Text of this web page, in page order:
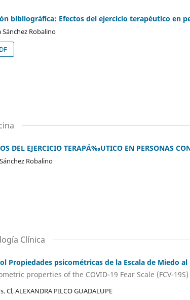
bibliográfica: Efectos del ejercicio terapéutico en
Sánchez Robalino
DEL EJERCICIO TERAPÁ‰UTICO EN PERSONAS
Robalino
Clínica
Propiedades psicométricas de la Escala de Miedo
properties of the COVID-19 Fear Scale (FCV-
Cl, ALEXANDRA PILCO GUADALUPE